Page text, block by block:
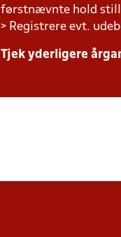
førstnævnte hold
> Registrere evt.
Tjek yderligere